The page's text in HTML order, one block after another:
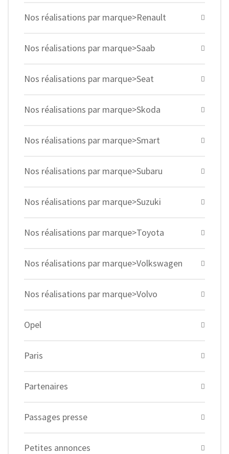
Nos réalisations par marque>Renault
Nos réalisations par marque>Saab
Nos réalisations par marque>Seat
Nos réalisations par marque>Skoda
Nos réalisations par marque>Smart
Nos réalisations par marque>Subaru
Nos réalisations par marque>Suzuki
Nos réalisations par marque>Toyota
Nos réalisations par marque>Volkswagen
Nos réalisations par marque>Volvo
Opel
Paris
Partenaires
Passages presse
Petites annonces